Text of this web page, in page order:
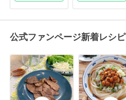
公式ファンページ新着レシピ